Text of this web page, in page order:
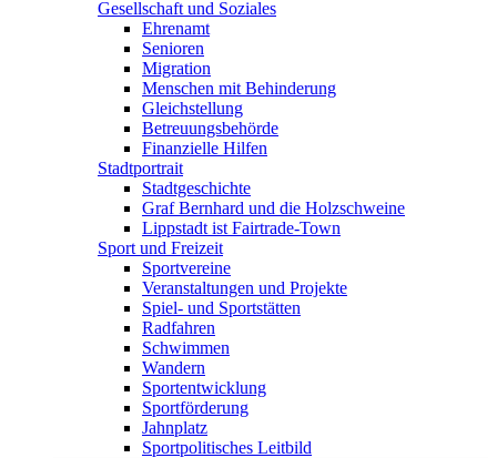
Gesellschaft und Soziales
Ehrenamt
Senioren
Migration
Menschen mit Behinderung
Gleichstellung
Betreuungsbehörde
Finanzielle Hilfen
Stadtportrait
Stadtgeschichte
Graf Bernhard und die Holzschweine
Lippstadt ist Fairtrade-Town
Sport und Freizeit
Sportvereine
Veranstaltungen und Projekte
Spiel- und Sportstätten
Radfahren
Schwimmen
Wandern
Sportentwicklung
Sportförderung
Jahnplatz
Sportpolitisches Leitbild